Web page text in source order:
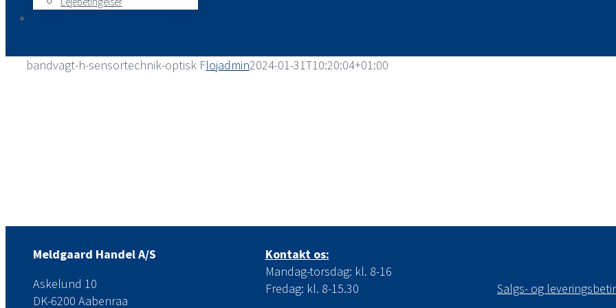
bandvagt-h-sensortechnik-optisk Flojadmin2024-01-31T10:20:04+01:00
Meldgaard Handel A/S
Askelund 10
DK-6200 Aabenraa
Kontakt os:
Mandag-torsdag: kl. 8-16
Fredag: kl. 8-15.30
Salgs- og